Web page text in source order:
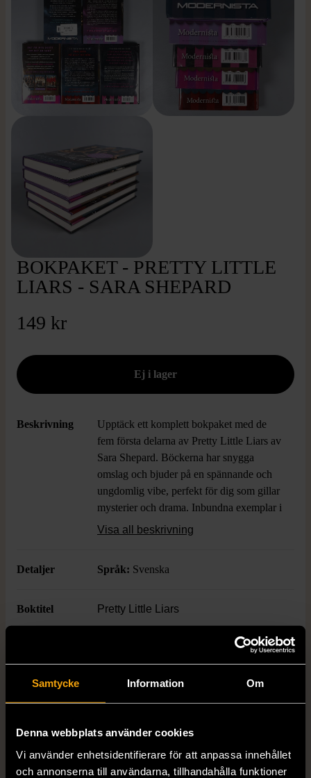
Samtycke Information Om
Denna webbplats använder cookies
Vi använder enhetsidentifierare för att anpassa innehållet
och annonserna till användarna, tillhandahålla funktioner
BOKPAKET - PRETTY LITTLE
LIARS - SARA SHEPARD
149 kr
Beskrivning
Upptäck ett komplett bokpaket med de
fem första delarna av Pretty Little Liars av
Sara Shepard. Böckerna har snygga
omslag och bjuder på en spännande och
ungdomlig vibe, perfekt för dig som gillar
mysterier och drama. Inbundna exemplar i
gott skick med färgstarka omslag och
genren.
Visa all beskrivning
Detaljer Språk: Svenska
Boktitel Pretty Little Liars
ISBN
9789174990849, 9789176458266,
9789177017868, 9789177011118,
Skick Gott skick